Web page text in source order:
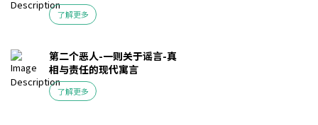
了解更多
第二个恶人-一则关于谣言-真
相与责任的现代寓言
了解更多